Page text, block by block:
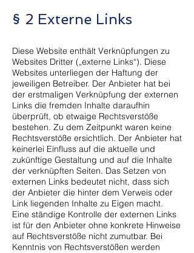
§ 2 Externe Links
Diese Website enthält Verknüpfungen zu
Websites Dritter („externe Links“). Diese
Websites unterliegen der Haftung der
jeweiligen Betreiber. Der Anbieter hat bei
der erstmaligen Verknüpfung der externen
Links die fremden Inhalte daraufhin
überprüft, ob etwaige Rechtsverstöße
bestehen. Zu dem Zeitpunkt waren keine
Rechtsverstöße ersichtlich. Der Anbieter hat
keinerlei Einfluss auf die aktuelle und
zukünftige Gestaltung und auf die Inhalte
der verknüpften Seiten. Das Setzen von
externen Links bedeutet nicht, dass sich
der Anbieter die hinter dem Verweis oder
Link liegenden Inhalte zu Eigen macht.
Eine ständige Kontrolle der externen Links
ist für den Anbieter ohne konkrete Hinweise
auf Rechtsverstöße nicht zumutbar. Bei
Kenntnis von Rechtsverstößen werden